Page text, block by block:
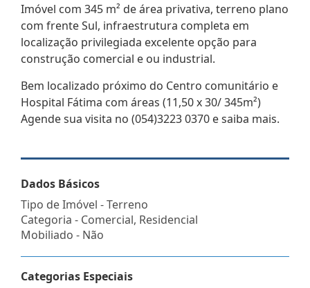
Imóvel com 345 m² de área privativa, terreno plano
com frente Sul, infraestrutura completa em
localização privilegiada excelente opção para
construção comercial e ou industrial.
Bem localizado próximo do Centro comunitário e
Hospital Fátima com áreas (11,50 x 30/ 345m²)
Agende sua visita no (054)3223 0370 e saiba mais.
Dados Básicos
Tipo de Imóvel - Terreno
Categoria - Comercial, Residencial
Mobiliado - Não
Categorias Especiais